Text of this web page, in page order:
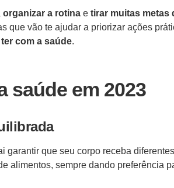
organizar a rotina e tirar muitas metas
que vão te ajudar a priorizar ações
com a saúde.
saúde em 2023
garantir que seu corpo receba
alimentos, sempre dando preferência